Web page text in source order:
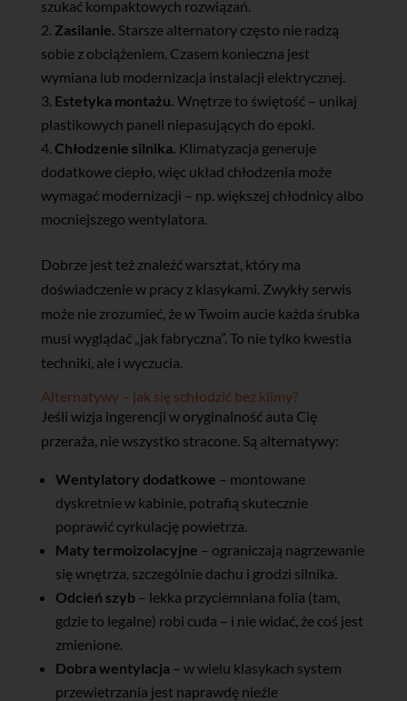
szukać kompaktowych rozwiązań.
Zasilanie. Starsze alternatory często nie radzą
sobie z obciążeniem. Czasem konieczna jest
wymiana lub modernizacja instalacji elektrycznej.
Estetyka montażu. Wnętrze to świętość – unikaj
plastikowych paneli niepasujących do epoki.
Chłodzenie silnika. Klimatyzacja generuje
dodatkowe ciepło, więc układ chłodzenia może
wymagać modernizacji – np. większej chłodnicy albo
mocniejszego wentylatora.
Dobrze jest też znaleźć warsztat, który ma
doświadczenie w pracy z klasykami. Zwykły serwis
może nie zrozumieć, że w Twoim aucie każda śrubka
musi wyglądać „jak fabryczna”. To nie tylko kwestia
techniki, ale i wyczucia.
Alternatywy – jak się schłodzić bez klimy?
Jeśli wizja ingerencji w oryginalność auta Cię
przeraża, nie wszystko stracone. Są alternatywy:
Wentylatory dodatkowe – montowane
dyskretnie w kabinie, potrafią skutecznie
poprawić cyrkulację powietrza.
Maty termoizolacyjne – ograniczają nagrzewanie
się wnętrza, szczególnie dachu i grodzi silnika.
Odcień szyb– lekka przyciemniana folia (tam,
gdzie to legalne) robi cuda – i nie widać, że coś jest
zmienione.
Dobra wentylacja– w wielu klasykach system
przewietrzania jest naprawdę nieźle